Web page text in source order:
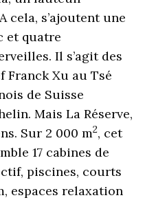
cela, s’ajoutent une
et quatre
Il s’agit des
Xu au Tsé
de Suisse
Mais La Réserve,
Sur 2 000 m2, cet
17 cabines de
piscines, courts
espaces relaxation